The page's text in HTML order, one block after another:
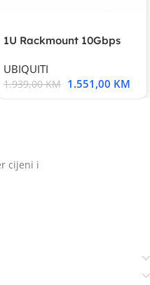
1U Rackmount 10Gbps
UBIQUITI
1.939,00KM 1.551,00 KM
cijeni i